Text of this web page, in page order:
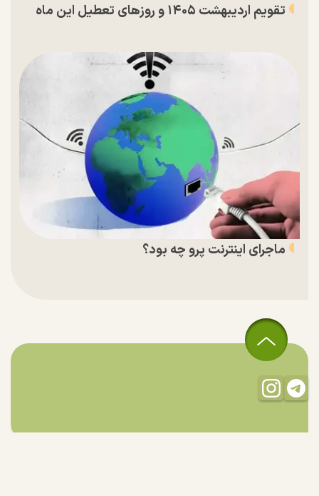
تقویم اردیبهشت ۱۴۰۵ و روز‌های تعطیل این ماه
ماجرای اینترنت پرو چه بود؟